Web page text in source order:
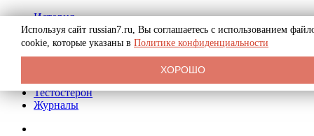
История
Биография
Криминал
Реклама на сайте
Тестостерон
Журналы
Используя сайт russian7.ru, Вы соглашаетесь с использованием
cookie, которые указаны в Политике конфиденциальности
ХОРОШО